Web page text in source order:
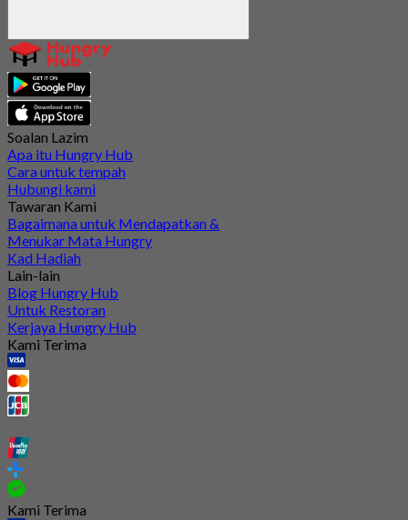
Soalan Lazim
Apa itu Hungry Hub
Cara untuk tempah
Hubungi kami
Tawaran Kami
Bagaimana untuk Mendapatkan &
Menukar Mata Hungry
Kad Hadiah
Lain-lain
Blog Hungry Hub
Untuk Restoran
Kerjaya Hungry Hub
Kami Terima
Kami Terima